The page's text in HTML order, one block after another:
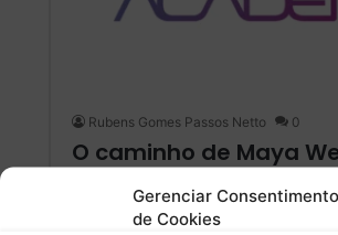
Gerenciar Consentimento
de Cookies
Rubens Gomes Passos Netto 0
O caminho de Maya
topo: uma jornada de
determinação e paixão